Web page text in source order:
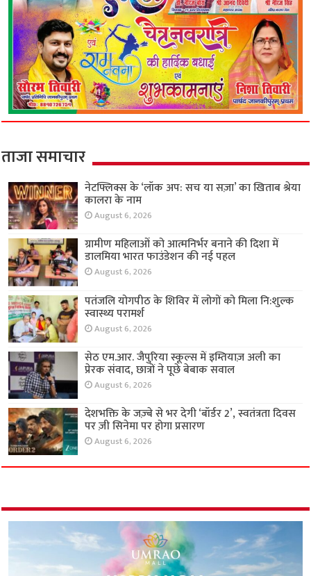
ताजा समाचार
नेटफ्लिक्स के ‘लॉक अप: सच या सज़ा’ का खिताब श्रेया
कालरा के नाम
August 6, 2026
ग्रामीण महिलाओं को आत्मनिर्भर बनाने की दिशा में
डालमिया भारत फाउंडेशन की नई पहल
August 6, 2026
पतंजलि योगपीठ के शिविर में लोगों को मिला नि:शुल्क
स्वास्थ्य परामर्श
August 6, 2026
सेठ एम.आर. जैपुरिया स्कूल्स में इम्तियाज़ अली का
प्रेरक संवाद, छात्रों ने पूछे बेबाक सवाल
August 6, 2026
देशभक्ति के जज़्बे से भर देगी ‘बॉर्डर 2’, स्वतंत्रता दिवस
पर ज़ी सिनेमा पर होगा प्रसारण
August 6, 2026